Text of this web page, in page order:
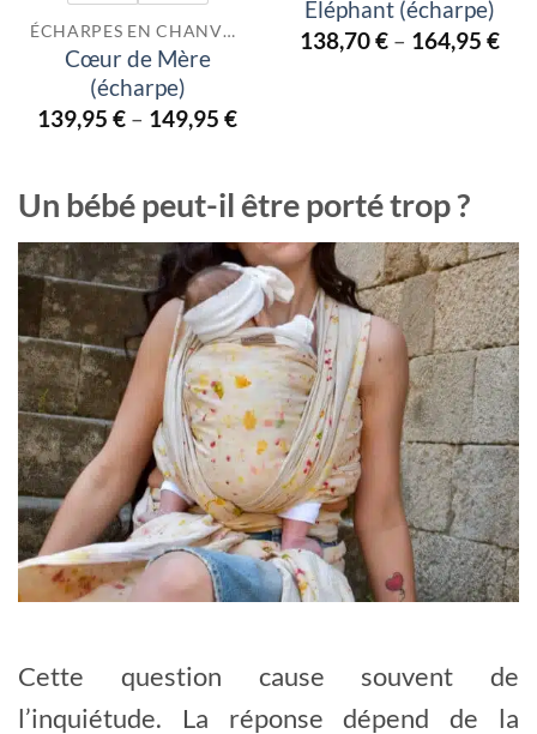
ÉCHARPES EN CHANVRE
Cœur de Mère
(écharpe)
139,95 € – 149,95 €
Éléphant (écharpe)
138,70€ – 164,95 €
Un bébé peut-il être porté trop ?
Cette question cause souvent de
l’inquiétude. La réponse dépend de la